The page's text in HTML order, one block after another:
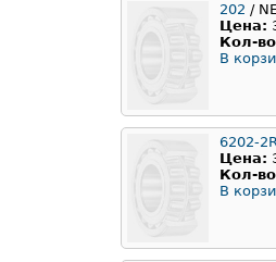
202 /
Цена:
Кол-
В
6202-
Цена:
Кол-
В